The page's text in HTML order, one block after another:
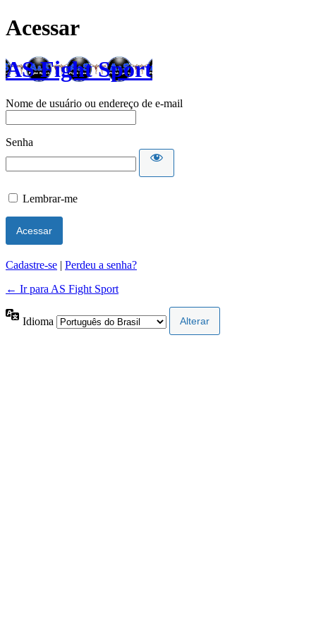
Acessar
AS Fight Sport
Nome de usuário ou endereço de e-mail
Senha
Lembrar-me
Cadastre-se | Perdeu a senha?
← Ir para AS Fight Sport
Idioma